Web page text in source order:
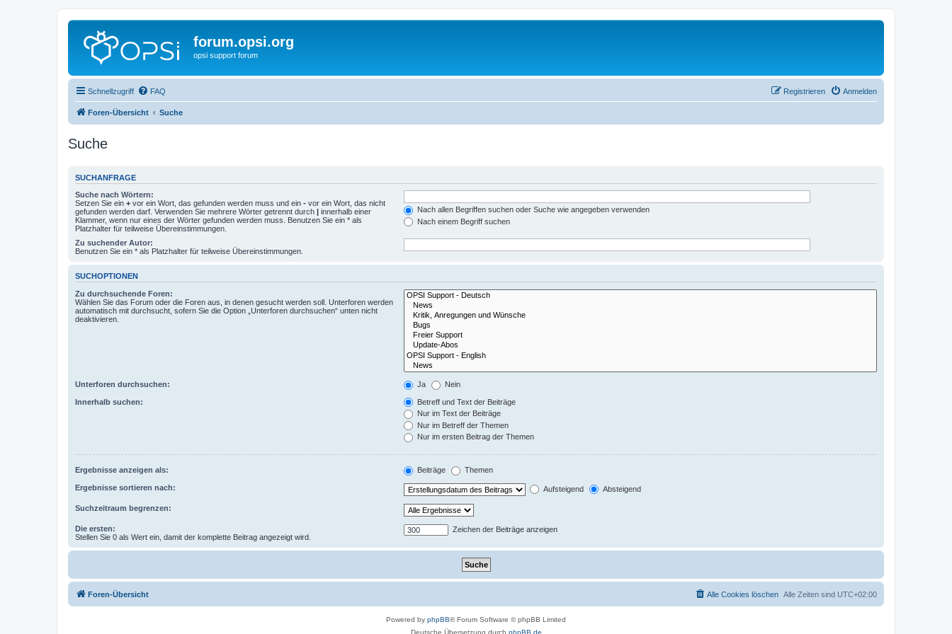
forum.opsi.org
opsi support forum
Schnellzugriff FAQ Anmelden
Registrieren
Foren-Übersicht Suche
Suche
SUCHANFRAGE
Suche nach Wörtern:
Setzen Sie ein + vor ein Wort, das gefunden werden muss und ein - vor ein Wort, das nicht
gefunden werden darf. Verwenden Sie mehrere Wörter getrennt durch | innerhalb einer
Klammer, wenn nur eines der Wörter gefunden werden muss. Benutzen Sie ein * als
Platzhalter für teilweise Übereinstimmungen.
Nach allen Begriffen suchen oder Suche wie angegeben verwenden
Nach einem Begriff suchen
Zu suchender Autor:
Benutzen Sie ein * als Platzhalter für teilweise Übereinstimmungen.
SUCHOPTIONEN
Zu durchsuchende Foren:
Wählen Sie das Forum oder die Foren aus, in denen gesucht werden soll. Unterforen werden
automatisch mit durchsucht, sofern Sie die Option „Unterforen durchsuchen“ unten nicht
deaktivieren.
Unterforen durchsuchen: Ja Nein
Innerhalb suchen:
Betreff und Text der Beiträge
Nur im Text der Beiträge
Nur im Betreff der Themen
Nur im ersten Beitrag der Themen
Ergebnisse anzeigen als: Beiträge Themen
Ergebnisse sortieren nach: Aufsteigend Absteigend
Suchzeitraum begrenzen:
Die ersten:
Stellen Sie 0 als Wert ein, damit der komplette Beitrag angezeigt wird.
Zeichen der Beiträge anzeigen
Foren-Übersicht Alle Zeiten sind UTC+02:00
Alle Cookies löschen
Powered by phpBB® Forum Software © phpBB Limited
Deutsche Übersetzung durch phpBB.de